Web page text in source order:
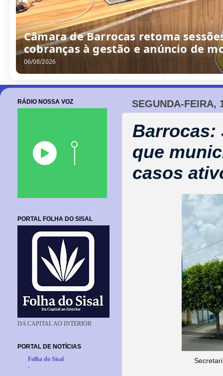
Câmara de Barrocas retoma
cobranças à gestão e anúncio de
06/08/2026
SEGUNDA-FEIRA,
Barrocas:
que
casos
RÁDIO NOSSA VOZ
PORTAL FOLHA DO SISAL
DA CAPITAL AO INTERIOR
PORTAL DE NOTÍCIAS
Folha do Sisal
-